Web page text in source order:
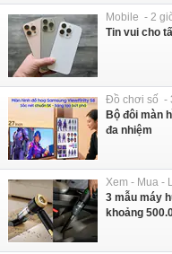
Mobile - 2
Tin vui cho
Đồ chơi số -
Bộ đôi màn
đa nhiệm
Xem - Mua -
3 mẫu máy
khoảng